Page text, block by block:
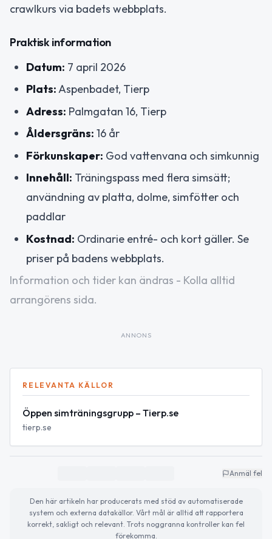
crawlkurs via badets webbplats.
Praktisk information
Datum: 7 april 2026
Plats:Aspenbadet, Tierp
Adress: Palmgatan 16, Tierp
Åldersgräns: 16 år
Förkunskaper: God vattenvana och simkunnig
Innehåll: Träningspass med flera simsätt;
användning av platta, dolme, simfötter och
paddlar
Kostnad: Ordinarie entré- och kort gäller. Se
priser på badens webbplats.
Information och tider kan ändras - Kolla alltid
arrangörens sida.
ANNONS
RELEVANTA KÄLLOR
Öppen simträningsgrupp – Tierp.se
tierp.se
Anmäl fel
Den här artikeln har producerats med stöd av automatiserade
system och externa datakällor. Vårt mål är alltid att rapportera
korrekt, sakligt och relevant. Trots noggranna kontroller kan fel
förekomma.